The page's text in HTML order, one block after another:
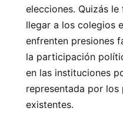
elecciones. Quizás
llegar a los colegios
enfrenten presiones
la participación
en las instituciones
representada por
existentes.